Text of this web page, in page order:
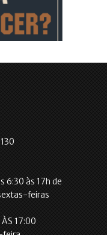
6:30 às 17h de
feiras
17:00